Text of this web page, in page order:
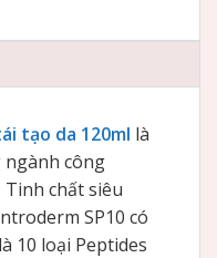
tạo da 120ml là
công
Tinh chất siêu
SP10 có
10 loại Peptides